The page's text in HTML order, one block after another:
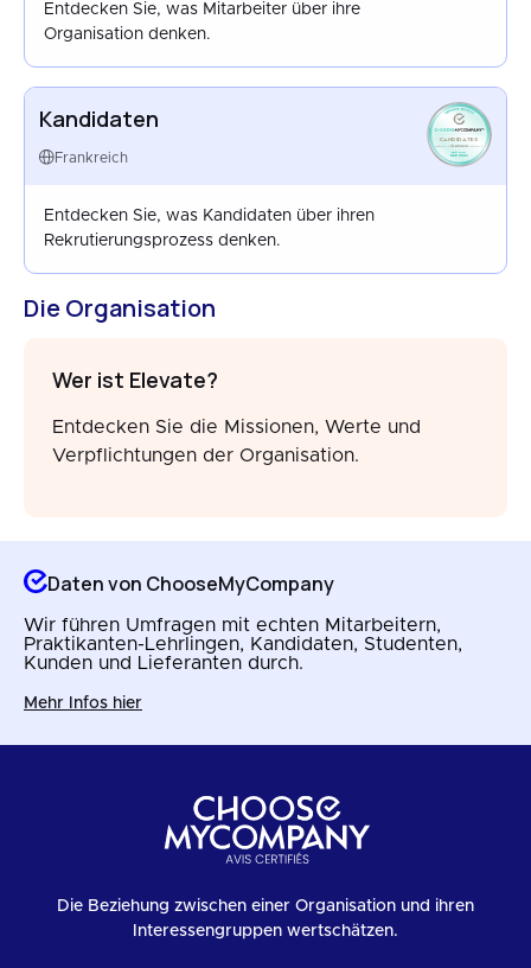
Entdecken Sie, was Mitarbeiter über ihre
Organisation denken.
Kandidaten
Frankreich
CANDIDATES
FRANCE
SEP 2025
Entdecken Sie, was Kandidaten über ihren
Rekrutierungsprozess denken.
Die Organisation
Wer ist Elevate?
Entdecken Sie die Missionen, Werte und
Verpflichtungen der Organisation.
Daten von ChooseMyCompany
Wir führen Umfragen mit echten Mitarbeitern,
Praktikanten-Lehrlingen, Kandidaten, Studenten,
Kunden und Lieferanten durch.
Mehr Infos hier
Die Beziehung zwischen einer Organisation und ihren
Interessengruppen wertschätzen.